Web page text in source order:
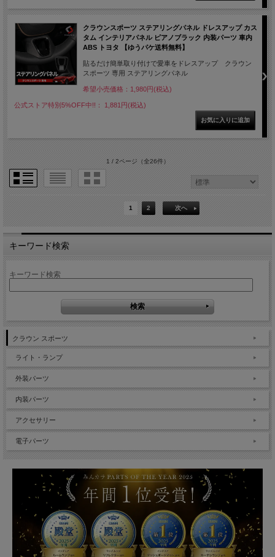
クラウンスポーツ ステアリングパネル ドレスアップ カス
タム インテリアパネル ピアノブラック 内装パーツ 車内
ABS トヨタ 【ゆうパケ送料無料】
貼るだけ簡単取り付けで愛車をドレスアップ クラウン
スポーツ 専用 ステアリングパネル
希望小売価格：1,980円(税込)
公式ストア特別5%OFF中!!： 1,881円(税込)
1 / 2ページ（全26件）
1 2 次へ
キーワード検索
キーワード検索
クラウン スポーツ
ライト・ランプ
外装パーツ
内装パーツ
アクセサリー
電子パーツ